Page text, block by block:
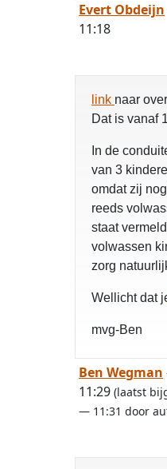
Evert Obdeijn
11:18
link naar
Dat is vanaf
In de
van 3
omdat zij
reeds
staat
volwassen
zorg
Wellicht dat
mvg-Ben
Ben Wegman
11:29 (laatst
— 11:31 door